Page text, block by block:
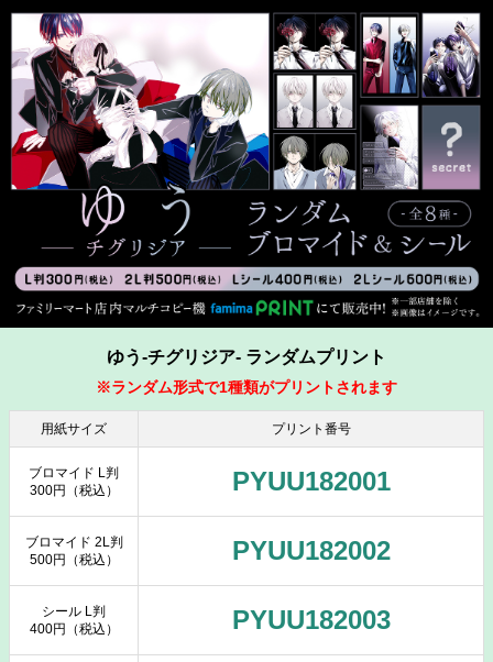
ゆう-チグリジア- ランダムプリント
※ランダム形式で1種類がプリントされます
用紙サイズ プリント番号
ブロマイド L判
300円（税込）
PYUU182001
ブロマイド 2L判
500円（税込）
PYUU182002
シール L判
400円（税込）
PYUU182003